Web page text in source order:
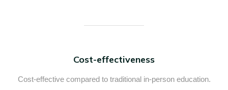
Cost-effectiveness
Cost-effective compared to traditional in-person education.